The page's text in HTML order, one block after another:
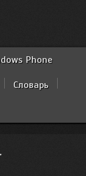
Phone
Словарь